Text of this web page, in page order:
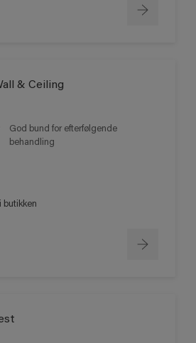
& Ceiling
God bund for efterfølgende
behandling
butikken